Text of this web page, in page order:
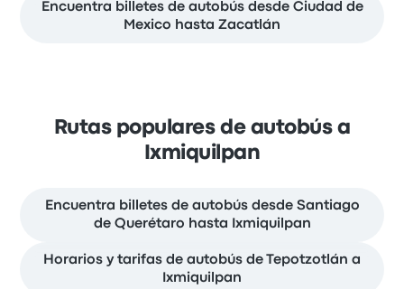
Encuentra billetes de autobús desde Ciudad de
Mexico hasta Zacatlán
Rutas populares de autobús a
Ixmiquilpan
Encuentra billetes de autobús desde Santiago
de Querétaro hasta Ixmiquilpan
Horarios y tarifas de autobús de Tepotzotlán a
Ixmiquilpan